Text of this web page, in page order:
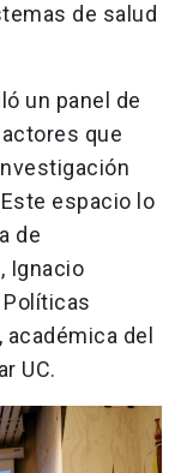
de salud
un panel de
que
espacio lo
de
Ignacio
Políticas
del
UC.